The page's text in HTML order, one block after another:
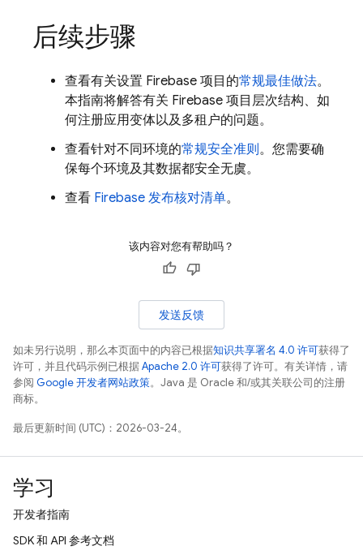
后续步骤
查看有关设置 Firebase 项目的常规最佳做法。
本指南将解答有关 Firebase 项目层次结构、如
何注册应用变体以及多租户的问题。
查看针对不同环境的常规安全准则。您需要确
保每个环境及其数据都安全无虞。
查看 Firebase 发布核对清单。
该内容对您有帮助吗？
发送反馈
如未另行说明，那么本页面中的内容已根据知识共享署名 4.0 许可获得了
许可，并且代码示例已根据Apache 2.0 许可获得了许可。有关详情，请
参阅 Google 开发者网站政策。Java 是 Oracle 和/或其关联公司的注册
商标。
最后更新时间 (UTC)：2026-03-24。
学习
开发者指南
SDK 和 API 参考文档